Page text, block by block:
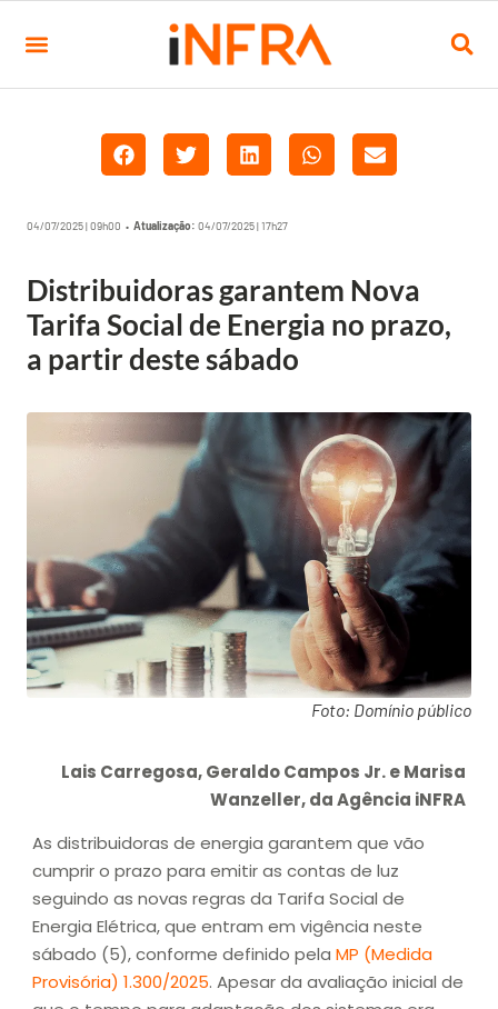
04/07/2025 | 09h00 • Atualização: 04/07/2025 | 17h27
Distribuidoras garantem Nova
Tarifa Social de Energia no prazo,
a partir deste sábado
Foto: Domínio público
Lais Carregosa, Geraldo Campos Jr. e Marisa
Wanzeller, da Agência iNFRA
As distribuidoras de energia garantem que vão
cumprir o prazo para emitir as contas de luz
seguindo as novas regras da Tarifa Social de
Energia Elétrica, que entram em vigência neste
sábado (5), conforme definido pela MP (Medida
Provisória) 1.300/2025. Apesar da avaliação inicial de